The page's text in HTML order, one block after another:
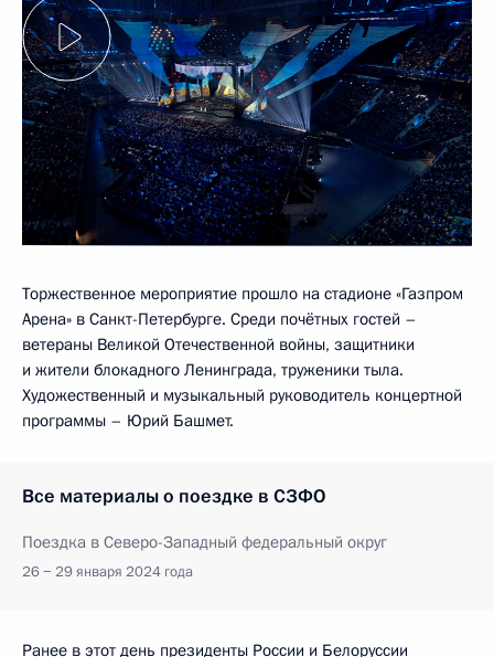
Торжественное мероприятие прошло на стадионе «Газпром
Арена» в Санкт-Петербурге. Среди почётных гостей –
ветераны Великой Отечественной войны, защитники
и жители блокадного Ленинграда, труженики тыла.
Художественный и музыкальный руководитель концертной
программы – Юрий Башмет.
Все материалы о поездке в СЗФО
Поездка в Северо-Западный федеральный округ
26 − 29 января 2024 года
Ранее в этот день президенты России и Белоруссии